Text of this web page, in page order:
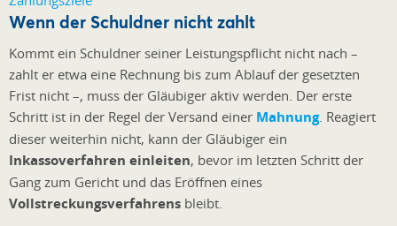
Wenn der Schuldner nicht zahlt
Kommt ein Schuldner seiner Leistungspflicht nicht nach –
zahlt er etwa eine Rechnung bis zum Ablauf der gesetzten
Frist nicht –, muss der Gläubiger aktiv werden. Der erste
Schritt ist in der Regel der Versand einer Mahnung. Reagiert
dieser weiterhin nicht, kann der Gläubiger ein
Inkassoverfahren einleiten, bevor im letzten Schritt der
Gang zum Gericht und das Eröffnen eines
Vollstreckungsverfahrens bleibt.